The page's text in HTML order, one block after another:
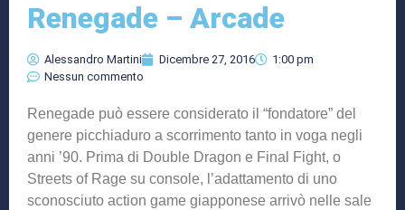
Renegade – Arcade
Alessandro Martini Dicembre 27, 2016
1:00 pm
Nessun commento
Renegade può essere considerato il “fondatore” del
genere picchiaduro a scorrimento tanto in voga negli
anni ’90. Prima di Double Dragon e Final Fight, o
Streets of Rage su console, l’adattamento di uno
sconosciuto action game giapponese arrivò nelle sale